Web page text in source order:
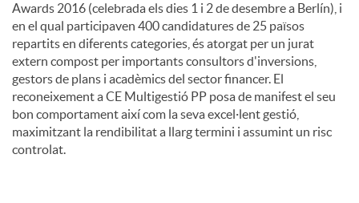
t
i
n
Awards 2016 (celebrada els dies 1 i 2 de desembre a Berlín), i
en el qual participaven 400 candidatures de 25 països
repartits en diferents categories, és atorgat per un jurat
extern compost per importants consultors d'inversions,
gestors de plans i acadèmics del sector financer. El
reconeixement a CE Multigestió PP posa de manifest el seu
bon comportament així com la seva excel·lent gestió,
maximitzant la rendibilitat a llarg termini i assumint un risc
controlat.